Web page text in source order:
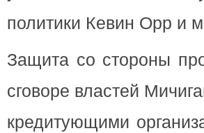
политики Кевин Орр и
Защита со стороны
сговоре властей
кредитующими